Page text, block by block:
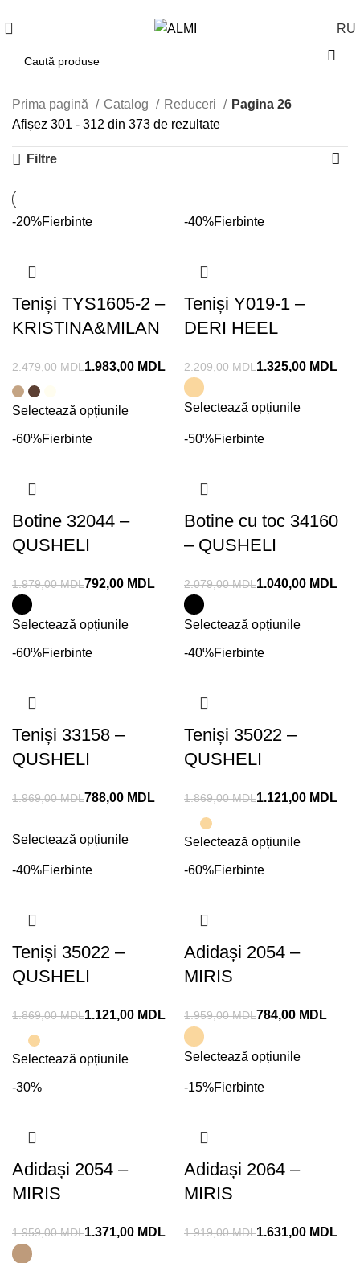
RU
Prima pagină Catalog Reduceri
Pagina 26
Afișez 301 - 312 din 373 de rezultate
Filtre
-20%Fierbinte
Teniși TYS1605-2 –
KRISTINA&MILAN
2.479,00MDL1.983,00 MDL
Selectează opțiunile
-40%Fierbinte
Teniși Y019-1 –
DERI HEEL
2.209,00MDL1.325,00 MDL
Selectează opțiunile
-60%Fierbinte
Botine 32044 –
QUSHELI
1.979,00MDL792,00 MDL
Selectează opțiunile
-50%Fierbinte
Botine cu toc 34160
– QUSHELI
2.079,00MDL1.040,00 MDL
Selectează opțiunile
-60%Fierbinte
Teniși 33158 –
QUSHELI
1.969,00MDL788,00 MDL
Selectează opțiunile
-40%Fierbinte
Teniși 35022 –
QUSHELI
1.869,00MDL1.121,00 MDL
Selectează opțiunile
-40%Fierbinte
Teniși 35022 –
QUSHELI
1.869,00MDL1.121,00 MDL
Selectează opțiunile
-60%Fierbinte
Adidași 2054 –
MIRIS
1.959,00MDL784,00 MDL
Selectează opțiunile
-30%
Adidași 2054 –
MIRIS
1.959,00MDL1.371,00 MDL
-15%Fierbinte
Adidași 2064 –
MIRIS
1.919,00MDL1.631,00 MDL